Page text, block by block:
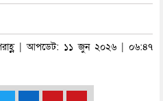
| আপডেট: ১১ জুন ২০২৬ | ০৬:৪৭